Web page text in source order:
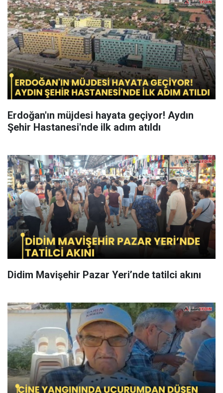
Erdoğan'ın müjdesi hayata geçiyor! Aydın
Şehir Hastanesi'nde ilk adım atıldı
Didim Mavişehir Pazar Yeri’nde tatilci akını